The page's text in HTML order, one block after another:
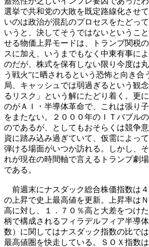
選挙で共和党の大敗を既定路線化させ
いのは政治が混乱のプロセスをたどっ
いうと、決してそうではないというこ
せる物価上昇モードは、トランプ関税
スに加え、いうまでもなく中東有事に
のだが、株式を保有しない限り今度は
う戦火”に晒されるという恐怖と向き合
局、キャッシュでは弱過ぎるという観
るリスク」という解にたどり着く。更
のがＡＩ・半導体革命で、これは張り
をまたない。２０００年のＩＴバブル
のであるが、としてもおそらくは競争
資に踏み込み過ぎていて、仮需によっ
弾ける場面がいつか訪れる。しかし、
れが現在の時間軸で言えるトランプ劇
である。
前週末にナスダック総合株価指数は
の上昇で史上最高値を更新。上昇率は
高に対し、１．７０％高と大差をつけ
柄で構成されるフィラデルフィア半導
数）に関してはナスダック指数の比で
最高値圏を快走している。ＳＯＸ指数